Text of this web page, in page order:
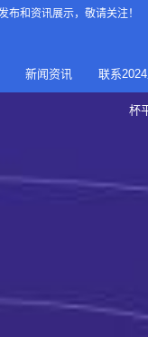
布和资讯展示，敬请关注！
新闻资讯 联系
杯